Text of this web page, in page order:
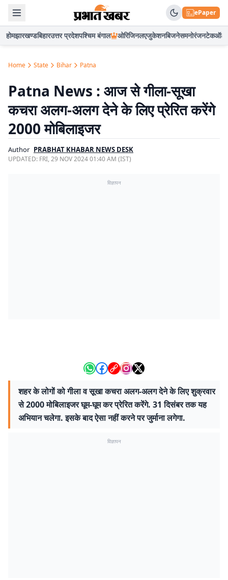
ePaper
होमझारखण्डबिहारउत्तर प्रदेशपश्चिम बंगाल ओरिजिनलएजुकेशनबिजनेसमनोरंजनटेकऑटो
Home State Bihar Patna
Patna News : आज से गीला-सूखा
कचरा अलग-अलग देने के लिए प्रेरित करेंगे
2000 मोबिलाइजर
Author PRABHAT KHABAR NEWS DESK
UPDATED: FRI, 29 NOV 2024 01:40 AM (IST)
विज्ञापन
शहर के लोगों को गीला व सूखा कचरा अलग-अलग देने के लिए शुक्रवार
से 2000 मोबिलाइजर घूम-घूम कर प्रेरित करेंगे. 31 दिसंबर तक यह
अभियान चलेगा. इसके बाद ऐसा नहीं करने पर जुर्माना लगेगा.
विज्ञापन